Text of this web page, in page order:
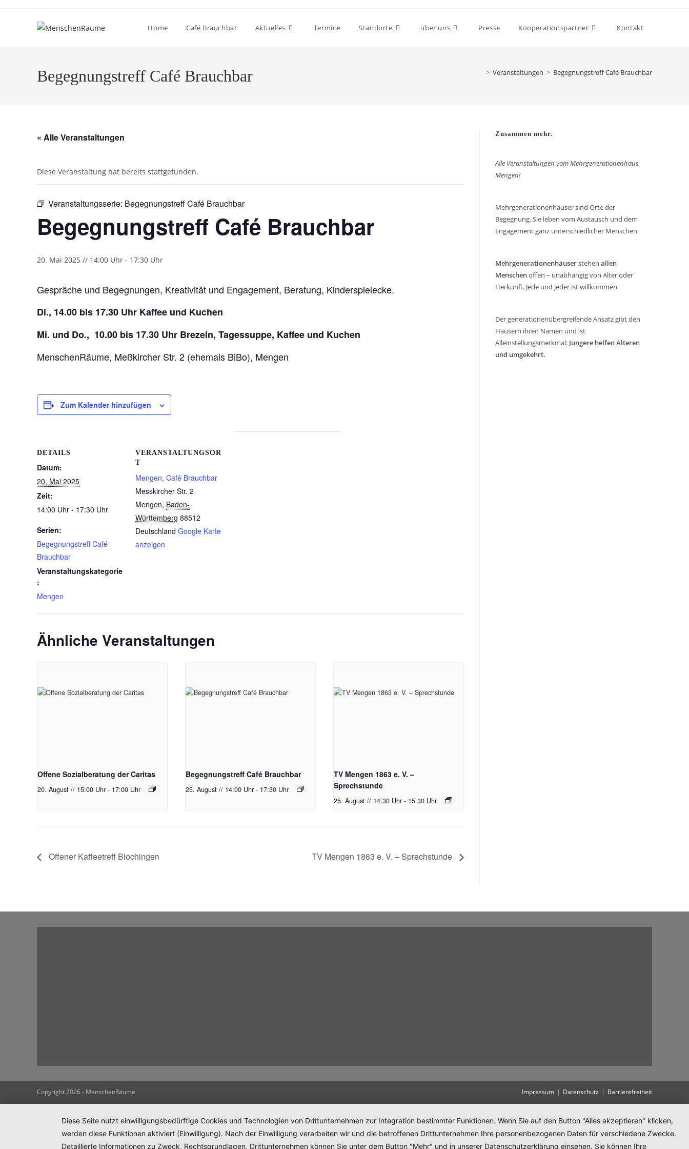
Home Café Brauchbar Aktuelles Termine Standorte über uns Presse Kooperationspartner Kontakt
Begegnungstreff Café Brauchbar > Veranstaltungen > Begegnungstreff Café Brauchbar
« Alle Veranstaltungen
Diese Veranstaltung hat bereits stattgefunden.
Veranstaltungsserie: Begegnungstreff Café Brauchbar
Begegnungstreff Café Brauchbar
20. Mai 2025 // 14:00 Uhr - 17:30 Uhr
Gespräche und Begegnungen, Kreativität und Engagement, Beratung, Kinderspielecke.
Di., 14.00 bis 17.30 Uhr Kaffee und Kuchen
Mi. und Do., 10.00 bis 17.30 Uhr Brezeln, Tagessuppe, Kaffee und Kuchen
MenschenRäume, Meßkircher Str. 2 (ehemals BiBo), Mengen
Zum Kalender hinzufügen
DETAILS
Datum:
20. Mai 2025
Zeit:
14:00 Uhr - 17:30 Uhr
Serien:
Begegnungstreff Café
Brauchbar
Veranstaltungskategorie
:
Mengen
VERANSTALTUNGSOR
T
Mengen, Café Brauchbar
Messkircher Str. 2
Mengen, Baden-
Württemberg 88512
Deutschland Google Karte
anzeigen
Ähnliche Veranstaltungen
Offene Sozialberatung der Caritas
20. August // 15:00 Uhr - 17:00 Uhr
Begegnungstreff Café Brauchbar
25. August // 14:00 Uhr - 17:30 Uhr
TV Mengen 1863 e. V. –
Sprechstunde
25. August // 14:30 Uhr - 15:30 Uhr
Offener Kaffeetreff Blochingen TV Mengen 1863 e. V. – Sprechstunde
Zusammen mehr.
Alle Veranstaltungen vom Mehrgenerationenhaus
Mengen!
Mehrgenerationenhäuser sind Orte der
Begegnung. Sie leben vom Austausch und dem
Engagement ganz unterschiedlicher Menschen.
Mehrgenerationenhäuserstehen allen
Menschenoffen – unabhängig von Alter oder
Herkunft. Jede und jeder ist willkommen.
Der generationenübergreifende Ansatz gibt den
Häusern ihren Namen und ist
Alleinstellungsmerkmal: Jüngere helfen Älteren
und umgekehrt.
Impressum Datenschutz Barrierefreiheit
Copyright 2026 - MenschenRäume
Diese Seite nutzt einwilligungsbedürftige Cookies und Technologien von Drittunternehmen zur Integration bestimmter Funktionen. Wenn Sie auf den Button "Alles akzeptieren" klicken,
werden diese Funktionen aktiviert (Einwilligung). Nach der Einwilligung verarbeiten wir und die betroffenen Drittunternehmen Ihre personenbezogenen Daten für verschiedene Zwecke.
Detaillierte Informationen zu Zweck, Rechtsgrundlagen, Drittunternehmen können Sie unter dem Button "Mehr" und in unserer Datenschutzerklärung einsehen. Sie können Ihre